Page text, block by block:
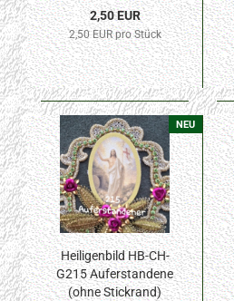
2,50 EUR
2,50 EUR pro Stück
NEU
Heiligenbild HB-CH-
G215 Auferstandene
(ohne Stickrand)